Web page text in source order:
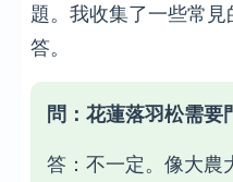
題。我收集了一些常
答。
問：花蓮落羽松需要
答：不一定。像大農